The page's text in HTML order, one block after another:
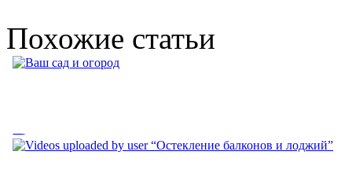
Похожие статьи
Ваш сад и огород